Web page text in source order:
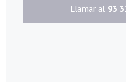
​Llamar al 93